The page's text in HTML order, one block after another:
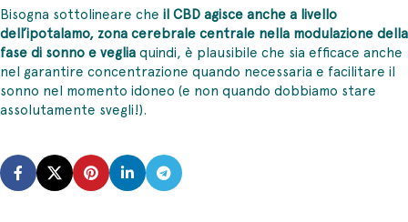
Bisogna sottolineare che il CBD agisce anche a livello
dell’ipotalamo, zona cerebrale centrale nella modulazione della
fase di sonno e vegliaquindi, è plausibile che sia efficace anche
nel garantire concentrazione quando necessaria e facilitare il
sonno nel momento idoneo (e non quando dobbiamo stare
assolutamente svegli!).